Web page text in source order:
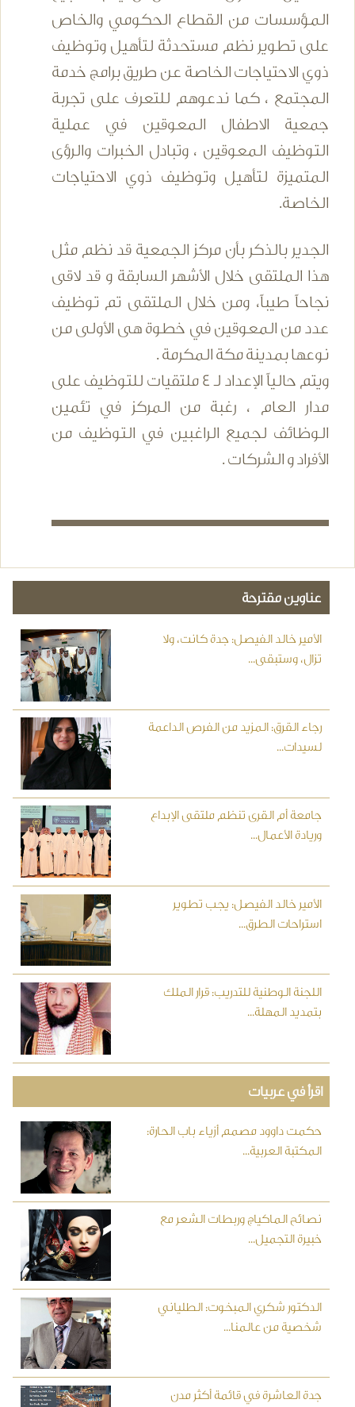
المؤسسات من القطاع الحكومي والخاص
على تطوير نظم مستحدثة لتأهيل وتوظيف
ذوي الاحتياجات الخاصة عن طريق برامج خدمة
المجتمع ، كما ندعوهم للتعرف على تجربة
جمعية الاطفال المعوقين في عملية
التوظيف المعوقين ، وتبادل الخبرات والرؤى
المتميزة لتأهيل وتوظيف ذوي الاحتياجات
الخاصة.
الجدير بالذكر بأن مركز الجمعية قد نظم مثل
هذا الملتقى خلال الأشهر السابقة و قد لاقى
نجاحاً طيباً، ومن خلال الملتقى تم توظيف
عدد من المعوقين في خطوة هى الأولى من
نوعها بمدينة مكة المكرمة .
ويتم حالياً الإعداد لـ 4 ملتقيات للتوظيف على
مدار العام ، رغبة من المركز في تئمين
الوظائف لجميع الراغبين في التوظيف من
الأفراد و الشركات .
عناوين مقترحة
الأمير خالد الفيصل: جدة كانت، ولا
تزال، وستبقى...
رجاء القرق: المزيد من الفرص الداعمة
لسيدات...
جامعة أم القرى تنظم ملتقى الإبداع
وريادة الأعمال...
الأمير خالد الفيصل: يجب تطوير
استراحات الطرق...
اللجنة الوطنية للتدريب: قرار الملك
بتمديد المهلة...
اقرأ في عربيات
حكمت داوود مصمم أزياء باب الحارة:
المكتبة العربية...
نصائح الماكياج وربطات الشعر مع
خبيرة التجميل...
الدكتور شكري المبخوت: الطلياني
شخصية من عالمنا...
جدة العاشرة في قائمة أكثر مدن